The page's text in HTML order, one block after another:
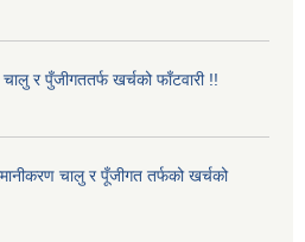
र पुँजीगततर्फ खर्चको फाँटवारी !!
चालु र पूँजीगत तर्फको खर्चको